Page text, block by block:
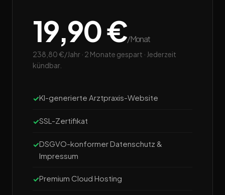
19,90 €/Monat
238,80 €/Jahr · 2 Monate gespart · Jederzeit
kündbar.
KI-generierte Arztpraxis-Website
SSL-Zertifikat
DSGVO-konformer Datenschutz &
Impressum
Premium Cloud Hosting